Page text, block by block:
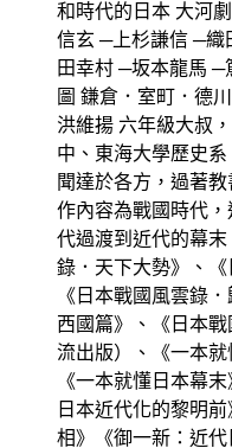
和時代的日本 大河
信玄 ─上杉謙信 ─織
田幸村 ─坂本龍馬 ─
圖 鎌倉．室町．德
洪維揚 六年級大叔
中、東海大學歷史
聞達於各方，過著
作內容為戰國時代
代過渡到近代的幕
錄．天下大勢》、《
《日本戰國風雲錄
西國篇》、《日本
流出版）、《一本
《一本就懂日本幕
日本近代化的黎明
相》《御一新：近